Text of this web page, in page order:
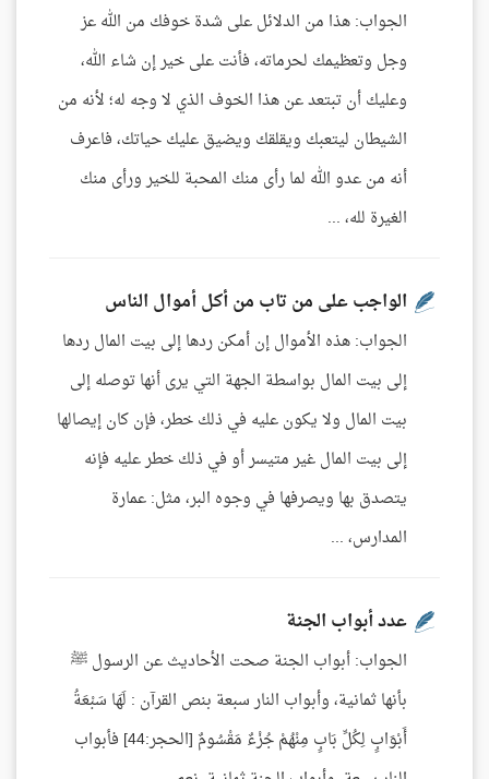
الجواب: هذا من الدلائل على شدة خوفك من الله عز
وجل وتعظيمك لحرماته، فأنت على خير إن شاء الله،
وعليك أن تبتعد عن هذا الخوف الذي لا وجه له؛ لأنه من
الشيطان ليتعبك ويقلقك ويضيق عليك حياتك، فاعرف
أنه من عدو الله لما رأى منك المحبة للخير ورأى منك
الغيرة لله، ...
الواجب على من تاب من أكل أموال الناس
الجواب: هذه الأموال إن أمكن ردها إلى بيت المال ردها
إلى بيت المال بواسطة الجهة التي يرى أنها توصله إلى
بيت المال ولا يكون عليه في ذلك خطر، فإن كان إيصالها
إلى بيت المال غير متيسر أو في ذلك خطر عليه فإنه
يتصدق بها ويصرفها في وجوه البر، مثل: عمارة
المدارس، ...
عدد أبواب الجنة
الجواب: أبواب الجنة صحت الأحاديث عن الرسول ﷺ
بأنها ثمانية، وأبواب النار سبعة بنص القرآن : لَهَا سَبْعَةُ
أَبْوَابٍ لِكُلِّ بَابٍ مِنْهُمْ جُزْءٌ مَقْسُومٌ [الحجر:44] فأبواب